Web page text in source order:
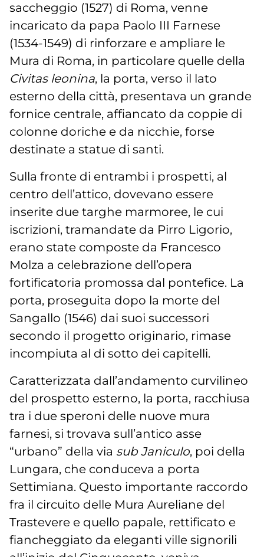
saccheggio (1527) di Roma, venne
incaricato da papa Paolo III Farnese
(1534-1549) di rinforzare e ampliare le
Mura di Roma, in particolare quelle della
Civitas leonina, la porta, verso il lato
esterno della città, presentava un grande
fornice centrale, affiancato da coppie di
colonne doriche e da nicchie, forse
destinate a statue di santi.
Sulla fronte di entrambi i prospetti, al
centro dell’attico, dovevano essere
inserite due targhe marmoree, le cui
iscrizioni, tramandate da Pirro Ligorio,
erano state composte da Francesco
Molza a celebrazione dell’opera
fortificatoria promossa dal pontefice. La
porta, proseguita dopo la morte del
Sangallo (1546) dai suoi successori
secondo il progetto originario, rimase
incompiuta al di sotto dei capitelli.
Caratterizzata dall’andamento curvilineo
del prospetto esterno, la porta, racchiusa
tra i due speroni delle nuove mura
farnesi, si trovava sull’antico asse
“urbano” della via sub Janiculo, poi della
Lungara, che conduceva a porta
Settimiana. Questo importante raccordo
fra il circuito delle Mura Aureliane del
Trastevere e quello papale, rettificato e
fiancheggiato da eleganti ville signorili